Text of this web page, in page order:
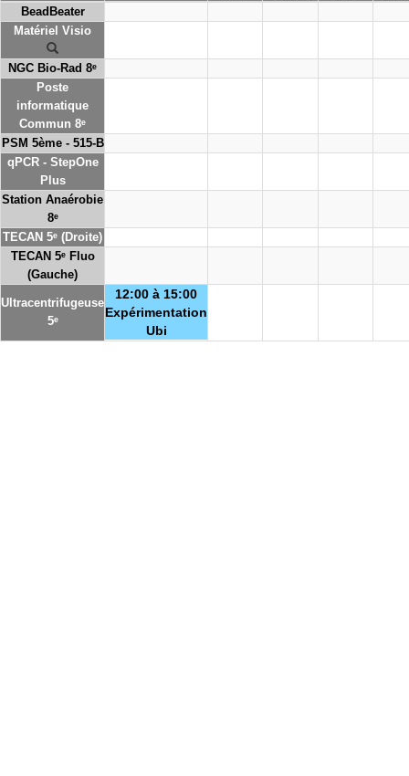
BeadBeater
Matériel Visio
NGC Bio-Rad 8ᵉ
Poste
informatique
Commun 8ᵉ
PSM 5ème - 515-B
qPCR - StepOne
Plus
Station Anaérobie
8ᵉ
TECAN 5ᵉ (Droite)
TECAN 5ᵉ Fluo
(Gauche)
Ultracentrifugeuse
5ᵉ
12:00 à 15:00
Expérimentation
Ubi